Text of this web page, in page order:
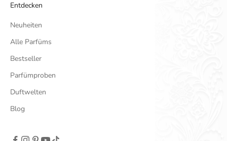
Entdecken
Neuheiten
Alle Parfüms
Bestseller
Parfümproben
Duftwelten
Blog